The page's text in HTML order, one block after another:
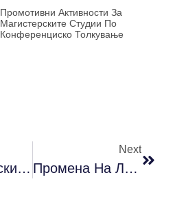
Промотивни Активности За
Магистерските Студии По
Конференциско Толкување
Ние И Конески – Мултимедијално Поетско Читање
Next
Промена На Локација На Студентската Предновогодишна Забава